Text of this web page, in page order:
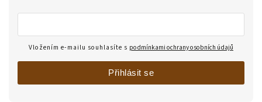
Vložením e-mailu souhlasíte s podmínkami ochrany osobních údajů
Přihlásit se